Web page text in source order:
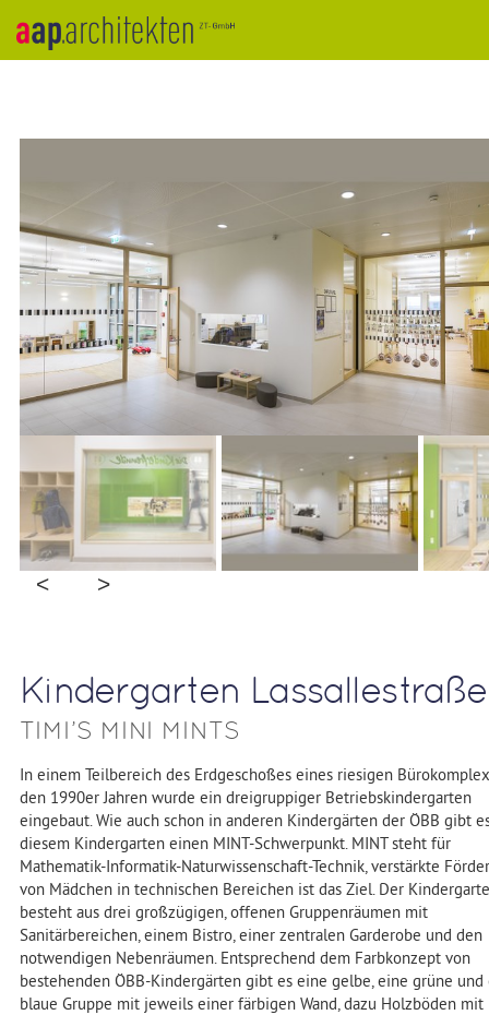
Kindergarten Lassallestraße
TIMI’S MINI MINTS
In einem Teilbereich des Erdgeschoßes eines riesigen
den 1990er Jahren wurde ein dreigruppiger Betriebskindergarten
eingebaut. Wie auch schon in anderen Kindergärten der ÖBB gibt
diesem Kindergarten einen MINT-Schwerpunkt. MINT steht für
Mathematik-Informatik-Naturwissenschaft-Technik, verstärkte
von Mädchen in technischen Bereichen ist das Ziel. Der
besteht aus drei großzügigen, offenen Gruppenräumen mit
Sanitärbereichen, einem Bistro, einer zentralen Garderobe und den
notwendigen Nebenräumen. Entsprechend dem Farbkonzept von
bestehenden ÖBB-Kindergärten gibt es eine gelbe, eine grüne und
blaue Gruppe mit jeweils einer färbigen Wand, dazu Holzböden